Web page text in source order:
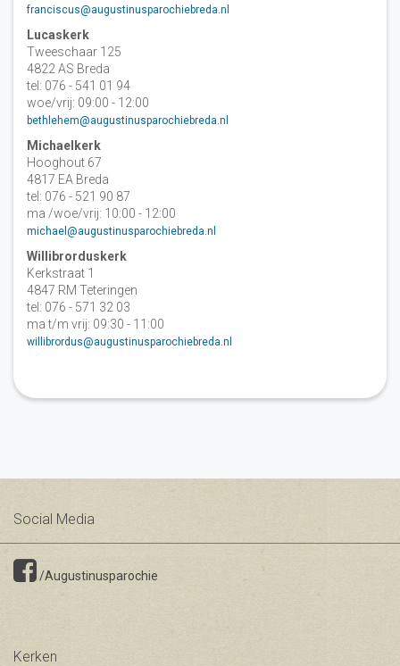
franciscus@augustinusparochiebreda.nl
Lucaskerk
Tweeschaar 125
4822 AS Breda
tel: 076 - 541 01 94
woe/vrij: 09:00 - 12:00
bethlehem@augustinusparochiebreda.nl
Michaelkerk
Hooghout 67
4817 EA Breda
tel: 076 - 521 90 87
ma /woe/vrij: 10:00 - 12:00
michael@augustinusparochiebreda.nl
Willibrorduskerk
Kerkstraat 1
4847 RM Teteringen
tel: 076 - 571 32 03
ma t/m vrij: 09:30 - 11:00
willibrordus@augustinusparochiebreda.nl
Social Media
/Augustinusparochie
Kerken